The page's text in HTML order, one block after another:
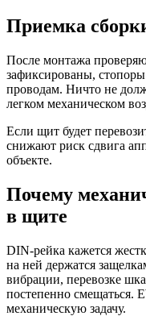
Приемка
После монтажа
зафиксированы,
проводам. Ничто не
легком механическом
Если щит будет
снижают риск сдвига
объекте.
Почему
в щите
DIN-рейка кажется
на ней держатся
вибрации, перевозке
постепенно смещаться.
механическую задачу.